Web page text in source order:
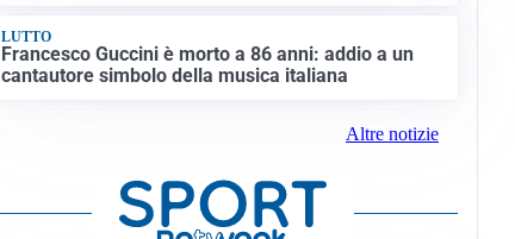
LUTTO
Francesco Guccini è morto a 86 anni: addio a un
cantautore simbolo della musica italiana
Altre notizie